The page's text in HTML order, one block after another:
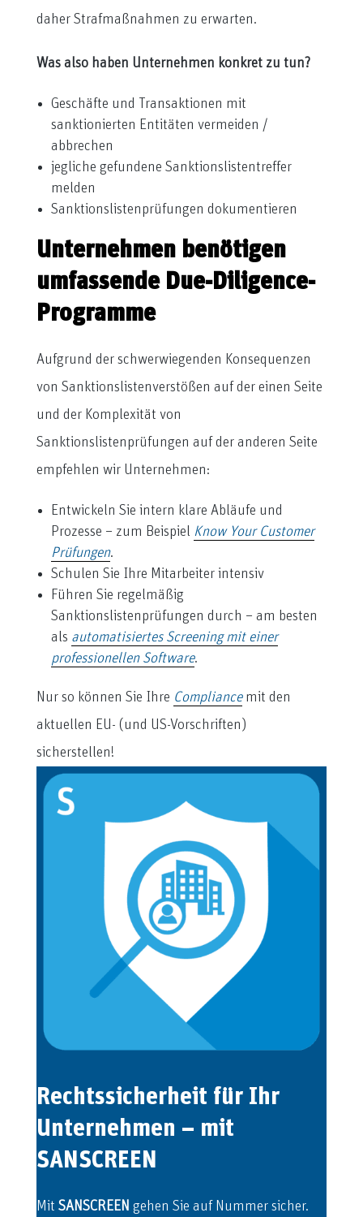
daher Strafmaßnahmen zu erwarten.
Was also haben Unternehmen konkret zu tun?
Geschäfte und Transaktionen mit
sanktionierten Entitäten vermeiden /
abbrechen
jegliche gefundene Sanktionslistentreffer
melden
Sanktionslistenprüfungen dokumentieren
Unternehmen benötigen
umfassende Due-Diligence-
Programme
Aufgrund der schwerwiegenden Konsequenzen
von Sanktionslistenverstößen auf der einen Seite
und der Komplexität von
Sanktionslistenprüfungen auf der anderen Seite
empfehlen wir Unternehmen:
Entwickeln Sie intern klare Abläufe und
Prozesse – zum Beispiel
Know Your Customer
Prüfungen.
Schulen Sie Ihre Mitarbeiter intensiv
Führen Sie regelmäßig
Sanktionslistenprüfungen durch – am besten
als automatisiertes Screening mit einer
professionellen Software.
Nur so können Sie Ihre Compliancemit den
aktuellen EU- (und US-Vorschriften)
sicherstellen!
Rechtssicherheit für Ihr
Unternehmen – mit
SANSCREEN
Mit SANSCREEN gehen Sie auf Nummer sicher.